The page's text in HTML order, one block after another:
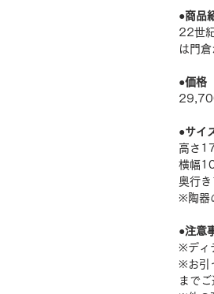
●商品
22世
は門
●価格
●サイ
高さ
横幅
奥行
※陶器
●注意
※ディ
※お引
までご